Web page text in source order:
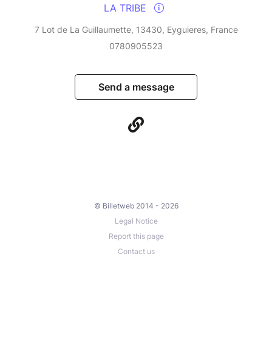
LA TRIBE
7 Lot de La Guillaumette, 13430, Eyguieres, France
0780905523
Send a message
© Billetweb 2014 - 2026
Legal Notice
Report this page
Contact us